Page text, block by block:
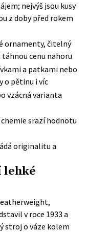
nejvýš jsou kusy
z doby před rokem
ornamenty, čitelný
cenu nahoru
a patkami nebo
o pětinu i víc
vzácná varianta
srazí hodnotu
originalitu a
lehké
v roce 1933 a
stroj o váze kolem